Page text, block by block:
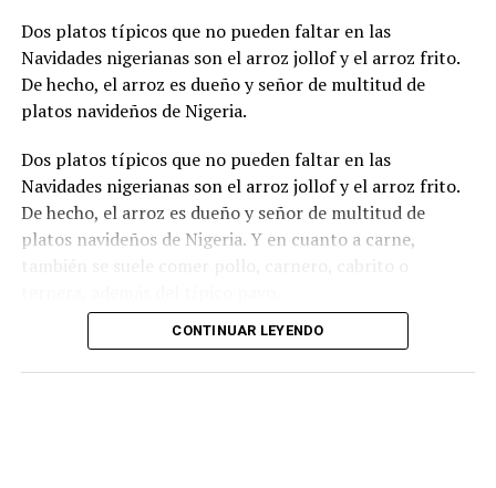
Dos platos típicos que no pueden faltar en las
Navidades nigerianas son el arroz jollof y el arroz frito.
De hecho, el arroz es dueño y señor de multitud de
platos navideños de Nigeria.
Dos platos típicos que no pueden faltar en las
Navidades nigerianas son el arroz jollof y el arroz frito.
De hecho, el arroz es dueño y señor de multitud de
platos navideños de Nigeria. Y en cuanto a carne,
CONTINUAR LEYENDO